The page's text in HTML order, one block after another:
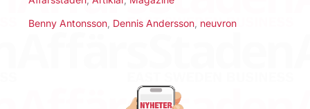
Benny Antonsson Dennis Andersson neuvron